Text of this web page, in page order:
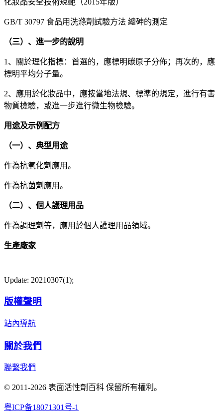
GB/T 30797 食品用洗滌劑試驗方法 總砷的測定
（三）、進一步的說明
1、關於理化指標：首選的，應標明碳原子分佈；再次的，應
標明平均分子量。
2、應用於化妝品中，應按當地法規、標準的規定，進行有害
物質檢驗，或進一步進行微生物檢驗。
用途及示例配方
（一）、典型用途
作為抗氧化劑應用。
作為抗菌劑應用。
（二）、個人護理用品
作為調理劑等，應用於個人護理用品領域。
生產廠家
Update: 20210307(1);
版權聲明
站內導航
關於我們
聯繫我們
© 2011-2026 表面活性劑百科 保留所有權利。
粤ICP备18071301号-1